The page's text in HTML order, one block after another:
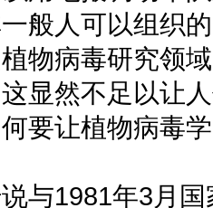
般人可以组织
物病毒研究领
显然不足以让
要让植物病毒
与1981年3月